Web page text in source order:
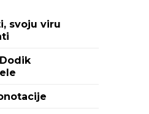
svoju viru